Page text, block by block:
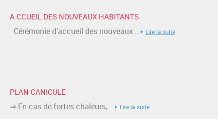
A CCUEIL DES NOUVEAUX HABITANTS
Cérémonie d’accueil des nouveaux... Lire la suite
PLAN CANICULE
⇒ En cas de fortes chaleurs,... Lire la suite